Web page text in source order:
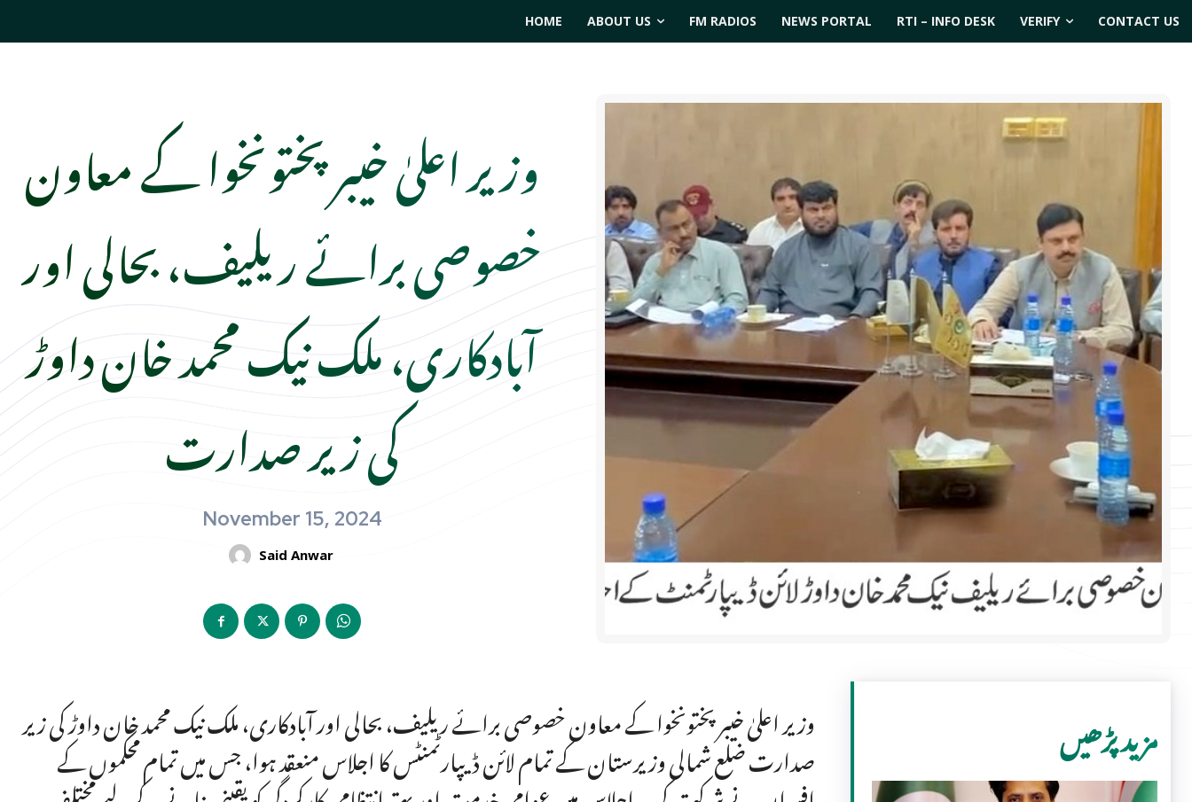
HOME ABOUT US FM RADIOS NEWS PORTAL RTI – INFO DESK VERIFY CONTACT US
وزیر اعلیٰ خیبر پختونخوا کے معاون
خصوصی برائے ریلیف، بحالی اور
آبادکاری، ملک نیک محمد خان داوڑ
کی زیر صدارت
November 15, 2024
Said Anwar
وزیر اعلیٰ خیبر پختونخوا کے معاون خصوصی برائے ریلیف، بحالی اور آبادکاری، ملک نیک محمد خان داوڑ کی زیر
صدارت ضلع شمالی وزیرستان کے تمام لائن ڈیپارٹمنٹس کا اجلاس منعقد ہوا، جس میں تمام محکموں کے مزید پڑھیں